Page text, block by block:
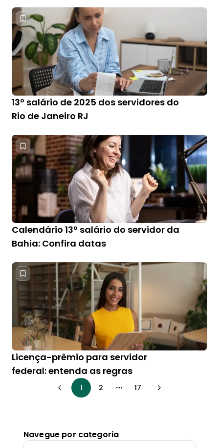
13º salário de 2025 dos servidores do
Rio de Janeiro RJ
Calendário 13º salário do servidor da
Bahia: Confira datas
Licença-prêmio para servidor
federal: entenda as regras
1 2 More pages
17
Navegue por categoria